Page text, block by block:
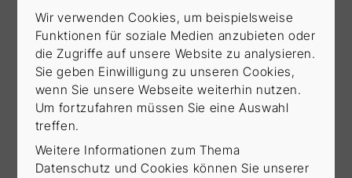
IHRE EXPERTEN
Beste Expertise vereint für Ihren
Erfolg
Alle ansehen
Wir verwenden Cookies, um beispielsweise
Funktionen für soziale Medien anzubieten oder
die Zugriffe auf unsere Website zu analysieren.
Sie geben Einwilligung zu unseren Cookies,
wenn Sie unsere Webseite weiterhin nutzen.
Um fortzufahren müssen Sie eine Auswahl
treffen.
Weitere Informationen zum Thema
Datenschutz und Cookies können Sie unserer